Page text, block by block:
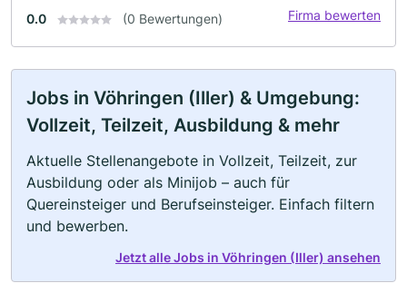
0.0 (0 Bewertungen) Firma bewerten
Jobs in Vöhringen (Iller) & Umgebung:
Vollzeit, Teilzeit, Ausbildung & mehr
Aktuelle Stellenangebote in Vollzeit, Teilzeit, zur
Ausbildung oder als Minijob – auch für
Quereinsteiger und Berufseinsteiger. Einfach filtern
und bewerben.
Jetzt alle Jobs in Vöhringen (Iller) ansehen